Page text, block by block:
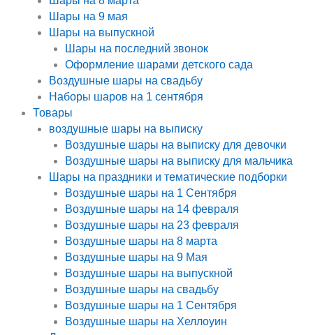
Шары на 9 мая
Шары на выпускной
Шары на последний звонок
Оформление шарами детского сада
Воздушные шары на свадьбу
Наборы шаров на 1 сентября
Товары
воздушные шары на выписку
Воздушные шары на выписку для девочки
Воздушные шары на выписку для мальчика
Шары на праздники и тематические подборки
Воздушные шары на 1 Сентября
Воздушные шары на 14 февраля
Воздушные шары на 23 февраля
Воздушные шары на 8 марта
Воздушные шары на 9 Мая
Воздушные шары на выпускной
Воздушные шары на свадьбу
Воздушные шары на 1 Сентября
Воздушные шары на Хеллоуин